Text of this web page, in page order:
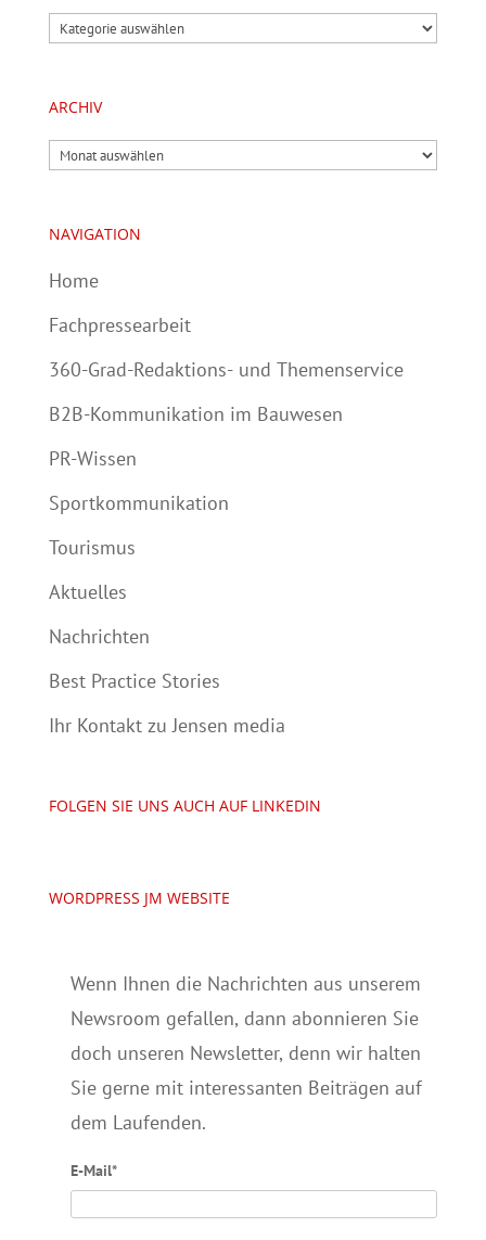
Kategorien
ARCHIV
Archiv
NAVIGATION
Home
Fachpressearbeit
360-Grad-Redaktions- und Themenservice
B2B-Kommunikation im Bauwesen
PR-Wissen
Sportkommunikation
Tourismus
Aktuelles
Nachrichten
Best Practice Stories
Ihr Kontakt zu Jensen media
FOLGEN SIE UNS AUCH AUF LINKEDIN
WORDPRESS JM WEBSITE
Wenn Ihnen die Nachrichten aus unserem
Newsroom gefallen, dann abonnieren Sie
doch unseren Newsletter, denn wir halten
Sie gerne mit interessanten Beiträgen auf
dem Laufenden.
E-Mail*